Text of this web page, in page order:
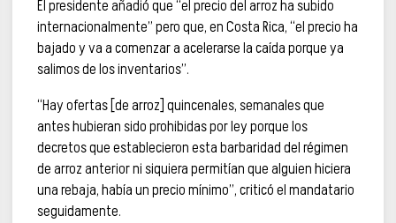
El presidente añadió que “el precio del arroz ha subido
internacionalmente” pero que, en Costa Rica, “el precio ha
bajado y va a comenzar a acelerarse la caída porque ya
salimos de los inventarios”.
“Hay ofertas [de arroz] quincenales, semanales que
antes hubieran sido prohibidas por ley porque los
decretos que establecieron esta barbaridad del régimen
de arroz anterior ni siquiera permitían que alguien hiciera
una rebaja, había un precio mínimo”, criticó el mandatario
seguidamente.